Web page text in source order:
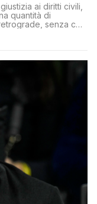
ai diritti civili,
quantità di
senza che
abbia fatto notare